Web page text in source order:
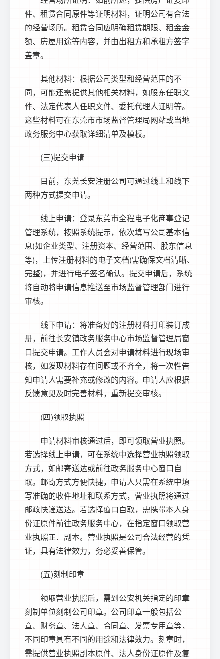
件、租赁合同原件等证明材料，证明公司有合法
的经营场所。租赁合同应明确租赁期限、租金金
额、房屋用途等内容，并由出租方和承租方签字
盖章。
其他材料：根据公司类型和经营范围的不
同，可能还需提供其他相关材料，如股东任职文
件、法定代表人任职文件、委托代理人证明等。
这些材料可在东莞市市场监督管理局网站或当地
政务服务中心获取详细清单及模板。
(三)提交申请
目前，东莞长安注册公司可通过线上和线下
两种方式提交申请。
线上申请：登录东莞市全程电子化商事登记
管理系统，按照系统提示，依次填写公司基本信
息(如企业类型、注册资本、经营范围、股东信息
等)，上传注册材料的电子文档(需确保文档清晰、
完整)，并进行电子签名确认。提交申请后，系统
将自动将申请信息推送至市场监督管理部门进行
审核。
线下申请：将准备好的注册材料打印装订成
册，前往长安镇政务服务中心市场监督管理局窗
口提交申请。工作人员会对申请材料进行现场审
核，如发现材料存在问题或不齐全，将一次性告
知申请人需要补充或修改的内容。申请人应根据
反馈意见及时完善材料，重新提交审核。
(四)领取执照
申请材料审核通过后，即可领取营业执照。
若选择线上申请，可在系统中选择营业执照领取
方式，如邮寄送达或前往政务服务中心窗口自
取。邮寄方式方便快捷，申请人只需在系统中填
写准确的收件地址和联系方式，营业执照将通过
邮政快递送达。若选择窗口自取，需携带本人身
份证原件前往政务服务中心，在指定窗口领取营
业执照正、副本。营业执照是公司合法经营的凭
证，具有法律效力，务必妥善保管。
(五)刻制印章
领取营业执照后，需到公安机关指定的印章
刻制单位刻制公司印章。公司印章一般包括公
章、财务章、法人章、合同章、发票专用章等，
不同印章具有不同的用途和法律效力。刻章时，
需提供营业执照副本原件、法人身份证原件及复